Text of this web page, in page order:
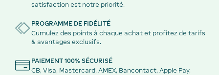
satisfaction est notre priorité.
PROGRAMME DE FIDÉLITÉ
Cumulez des points à chaque achat et profitez de tarifs
& avantages exclusifs.
PAIEMENT 100% SÉCURISÉ
CB, Visa, Mastercard, AMEX, Bancontact, Apple Pay,